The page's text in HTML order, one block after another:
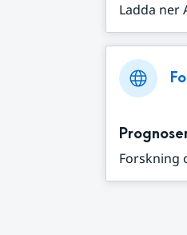
Ladda ner
Forskning